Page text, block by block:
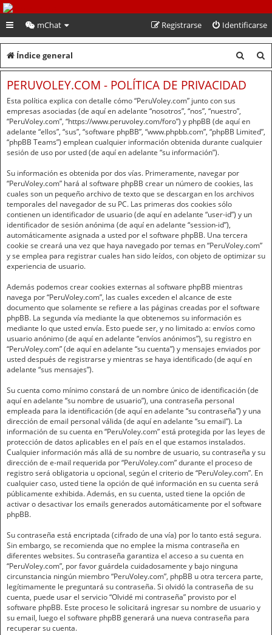
PeruVoley.com
mChat Identificarse
Registrarse
Índice general
u
u
s
a
r
PERUVOLEY.COM - POLÍTICA DE PRIVACIDAD
Esta política explica con detalle cómo “PeruVoley.com” junto con sus
empresas asociadas (de aquí en adelante “nosotros”, “nos”, “nuestro”,
“PeruVoley.com”, “https://www.peruvoley.com/foro”) y phpBB (de aquí en
adelante “ellos”, “sus”, “software phpBB”, “www.phpbb.com”, “phpBB Limited”,
“phpBB Teams”) emplean cualquier información obtenida durante cualquier
sesión de uso por usted (de aquí en adelante “su información”).
Su información es obtenida por dos vías. Primeramente, navegar por
“PeruVoley.com” hará al software phpBB crear un número de cookies, las
cuales son un pequeño archivo de texto que se descargan en los archivos
temporales del navegador de su PC. Las primeras dos cookies sólo
contienen un identificador de usuario (de aquí en adelante “user-id”) y un
identificador de sesión anónima (de aquí en adelante “session-id”),
automáticamente asignada a usted por el software phpBB. Una tercera
cookie se creará una vez que haya navegado por temas en “PeruVoley.com”
y se emplea para registrar cuales han sido leídos, con objeto de optimizar su
experiencia de usuario.
Además podemos crear cookies externas al software phpBB mientras
navega por “PeruVoley.com”, las cuales exceden el alcance de este
documento que solamente se refiere a las páginas creadas por el software
phpBB. La segunda vía mediante la que obtenemos su información es
mediante lo que usted envía. Esto puede ser, y no limitado a: envíos como
usuario anónimo (de aquí en adelante “envíos anónimos”), su registro en
“PeruVoley.com” (de aquí en adelante “su cuenta”) y mensajes enviados por
usted después de registrarse y mientras se haya identificado (de aquí en
adelante “sus mensajes”).
Su cuenta como mínimo constará de un nombre único de identificación (de
aquí en adelante “su nombre de usuario”), una contraseña personal
empleada para la identificación (de aquí en adelante “su contraseña”) y una
dirección de email personal válida (de aquí en adelante “su email”). La
información de su cuenta en “PeruVoley.com” está protegida por las leyes de
protección de datos aplicables en el país en el que estamos instalados.
Cualquier información más allá de su nombre de usuario, su contraseña y su
dirección de e-mail requerida por “PeruVoley.com” durante el proceso de
registro será obligatoria u opcional, según el criterio de “PeruVoley.com”. En
cualquier caso, usted tiene la opción de qué información en su cuenta será
públicamente exhibida. Además, en su cuenta, usted tiene la opción de
activar o desactivar los emails generados automáticamente por el software
phpBB.
Su contraseña está encriptada (cifrado de una vía) por lo tanto está segura.
Sin embargo, se recomienda que no emplee la misma contraseña en
diferentes websites. Su contraseña garantiza el acceso a su cuenta en
“PeruVoley.com”, por favor guárdela cuidadosamente y bajo ninguna
circunstancia ningún miembro “PeruVoley.com”, phpBB u otra tercera parte,
legítimamente le preguntará su contraseña. Si olvidó la contraseña de su
cuenta, puede usar el servicio “Olvidé mi contraseña” provisto por el
software phpBB. Este proceso le solicitará ingresar su nombre de usuario y
su email, luego el software phpBB generará una nueva contraseña para
recuperar su cuenta.